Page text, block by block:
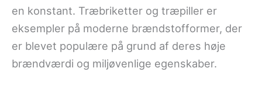
en konstant. Træbriketter og træpiller er
eksempler på moderne brændstofformer, der
er blevet populære på grund af deres høje
brændværdi og miljøvenlige egenskaber.